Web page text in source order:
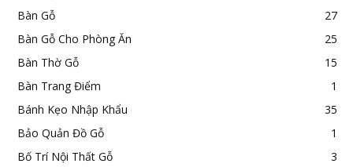
Bàn Gỗ
27
Bàn Gỗ Cho Phòng Ăn
25
Bàn Thờ Gỗ
15
Bàn Trang Điểm
1
Bánh Kẹo Nhập Khẩu
35
Bảo Quản Đồ Gỗ
1
Bố Trí Nội Thất Gỗ
3